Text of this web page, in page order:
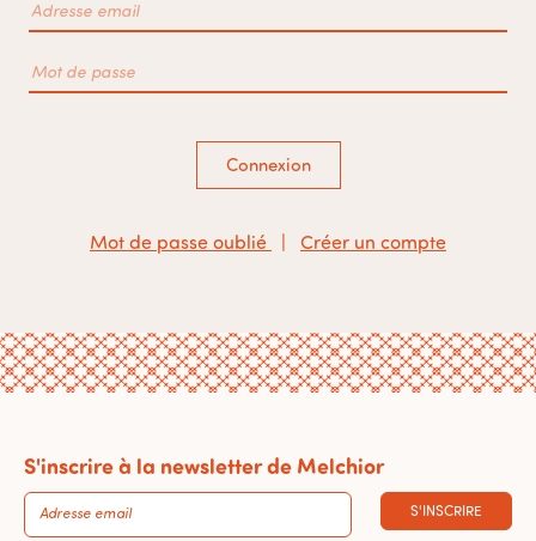
Connexion
Mot de passe oublié Créer un compte
S'inscrire à la newsletter de Melchior
S'INSCRIRE